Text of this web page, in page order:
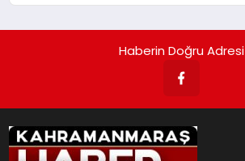
Haberin Doğru Adresi